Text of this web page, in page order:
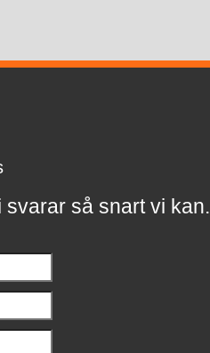
svararså snart vi kan.